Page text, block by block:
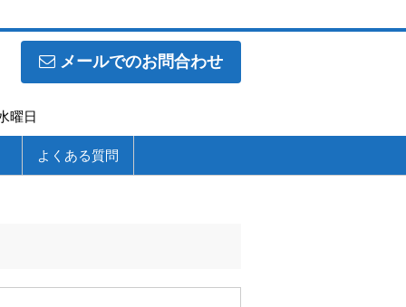
メールでのお問合わせ
曜日
よくある質問